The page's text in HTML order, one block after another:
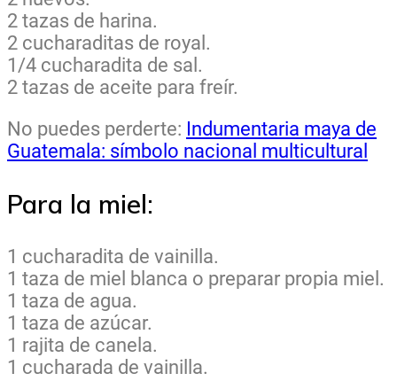
2 tazas de harina.
2 cucharaditas de royal.
1/4 cucharadita de sal.
2 tazas de aceite para freír.
No puedes perderte: Indumentaria maya de
Guatemala: símbolo nacional multicultural
Para la miel:
1 cucharadita de vainilla.
1 taza de miel blanca o preparar propia miel.
1 taza de agua.
1 taza de azúcar.
1 rajita de canela.
1 cucharada de vainilla.